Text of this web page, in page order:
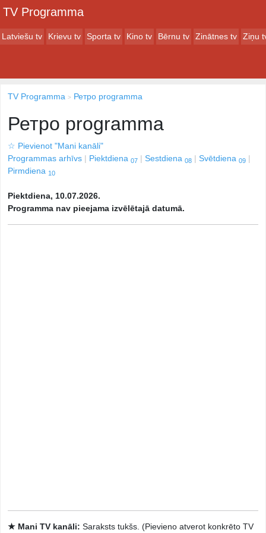
TV Programma
Latviešu tv Krievu tv Sporta tv Kino tv Bērnu tv Zinātnes tv Ziņu
TV Programma Ретро programma
Ретро programma
☆ Pievienot "Mani kanāli"
Programmas arhīvs
Piektdiena 07 Sestdiena 08 Svētdiena 09
Pirmdiena 10
Piektdiena, 10.07.2026.
Programma nav pieejama izvēlētajā datumā.
★ Mani TV kanāli: Saraksts tukšs. (Pievieno atverot konkrēto TV